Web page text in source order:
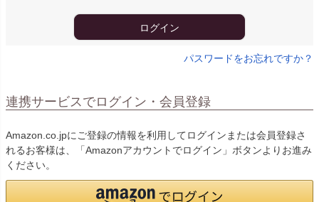
ログイン
パスワードをお忘れですか？
連携サービスでログイン・会員登録
Amazon.co.jpにご登録の情報を利用してログインまたは会員登録さ
れるお客様は、「Amazonアカウントでログイン」ボタンよりお進み
ください。